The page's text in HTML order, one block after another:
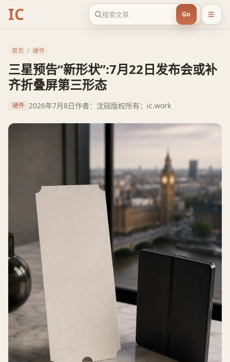
IC Go
首页 / 硬件
三星预告“新形状”:7月22日发布会或补
齐折叠屏第三形态
硬件 2026年7月8日作者：沈砚版权所有：ic.work